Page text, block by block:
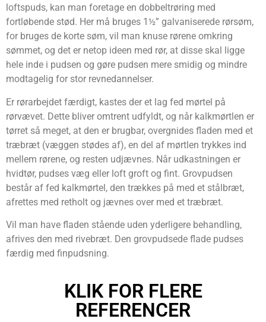
loftspuds, kan man foretage en dobbeltrøring med
fortløbende stød. Her må bruges 1½” galvaniserede rørsøm,
for bruges de korte søm, vil man knuse rørene omkring
sømmet, og det er netop ideen med rør, at disse skal ligge
hele inde i pudsen og gøre pudsen mere smidig og mindre
modtagelig for stor revnedannelser.
Er rørarbejdet færdigt, kastes der et lag fed mørtel på
rørvævet. Dette bliver omtrent udfyldt, og når kalkmørtlen er
tørret så meget, at den er brugbar, overgnides fladen med et
træbræt (væggen stødes af), en del af mørtlen trykkes ind
mellem rørene, og resten udjævnes. Når udkastningen er
hvidtør, pudses væg eller loft groft og fint. Grovpudsen
består af fed kalkmørtel, den trækkes på med et stålbræt,
afrettes med retholt og jævnes over med et træbræt.
Vil man have fladen stående uden yderligere behandling,
afrives den med rivebræt. Den grovpudsede flade pudses
færdig med finpudsning.
KLIK FOR FLERE
REFERENCER